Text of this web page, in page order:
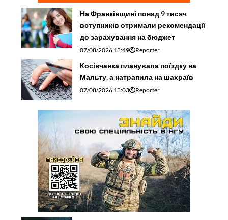
На Франківщині понад 9 тисяч
вступників отримали рекомендації
до зарахування на бюджет
07/08/2026 13:49 Reporter
Косівчанка планувала поїздку на
Мальту, а натрапила на шахраїв
07/08/2026 13:03 Reporter